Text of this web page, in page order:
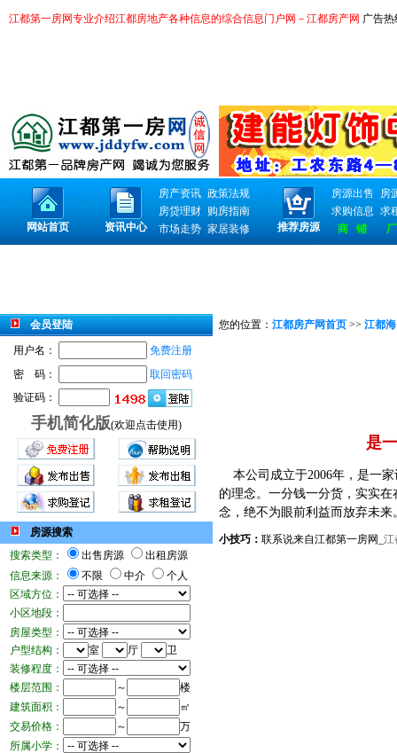
江都第一房网专业介绍江都房地产各种信息的综合信息门户网－江都房产网 广告热
网站首页 资讯中心
房产资讯 政策法规
房贷理财
购房指南
市场走势 家居装修 推荐房源
房源出售
房
求购信息 求
商 铺
会员登陆
用户名：
免费注册
密 码：
取回密码
验证码：
手机简化版(欢迎点击使用)
房源搜索
搜索类型：
出售房源
出租房源
信息来源：
不限 中介
个人
区域方位：
小区地段：
房屋类型：
户型结构：
室 厅
卫
装修程度：
楼层范围：
～
楼
建筑面积：
～
㎡
交易价格：
～
万
所属小学：
您的位置： 江都房产网首页 >> 江都
是
本公司成立于2006年，是一家
的理念。一分钱一分货，实实
念，绝不为眼前利益而放弃未来
小技巧： 联系说来自江都第一房网_ 江